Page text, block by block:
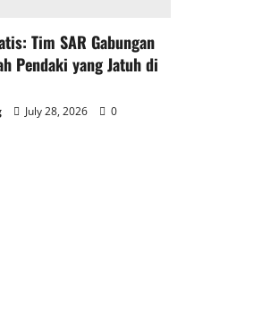
Tim SAR Gabungan
Pendaki yang Jatuh di
July 28, 2026 0